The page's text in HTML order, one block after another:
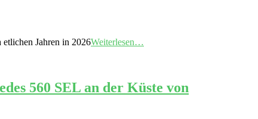
Jahren in 2026Weiterlesen…
560 SEL an der Küste von